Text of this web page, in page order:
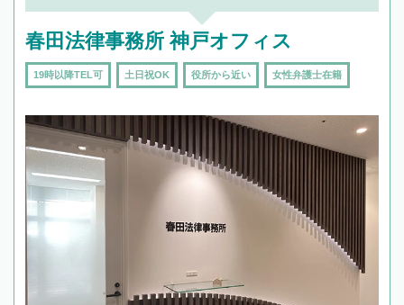
春田法律事務所 神戸オフィス
19時以降TEL可 土日祝OK 役所から近い 女性弁護士在籍